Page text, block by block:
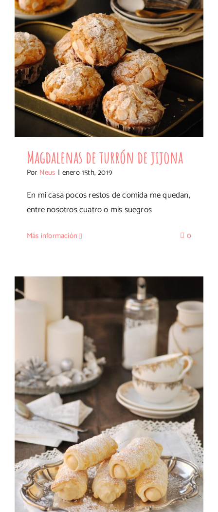
Magdalenas de turrón de jijona
Por Neus | enero 15th, 2019
En mi casa pocos restos de comida me quedan,
entre nosotros cuatro o mis suegros
Más información 0
Canutillos rellenos de crema de
turrón de jijona con Thermomix